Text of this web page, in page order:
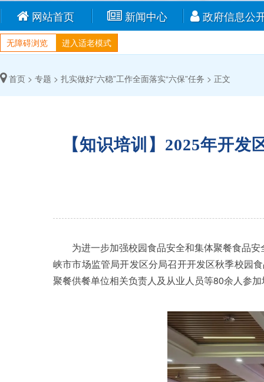
网站首页 新闻中心 政府信息公
无障碍浏览 进入适老模式
首页 > 专题 > 扎实做好“六稳”工作全面落实“六保”任务 > 正文
【知识培训】2025年开
为进一步加强校园食品安全和集体聚餐食品安
峡市市场监管局开发区分局召开开发区秋季校园
聚餐供餐单位相关负责人及从业人员等80余人参